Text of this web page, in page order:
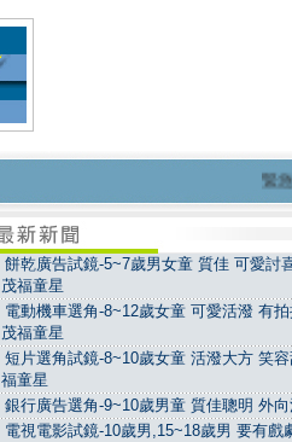
緊急
餅乾廣告試鏡-5~7歲男女童 質佳 可愛討
茂福童星
電動機車選角-8~12歲女童 可愛活潑 有
茂福童星
短片選角試鏡-8~10歲女童 活潑大方 笑
福童星
銀行廣告選角-9~10歲男童 質佳聰明 外
電視電影試鏡-10歲男,15~18歲男 要有